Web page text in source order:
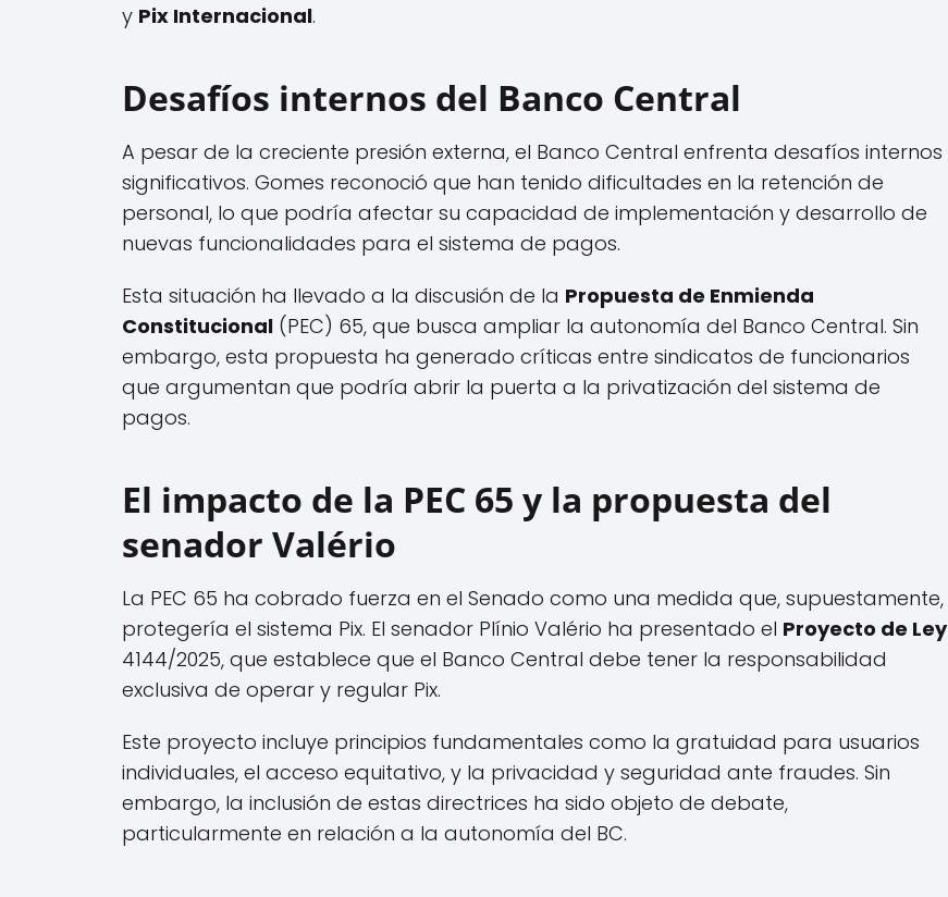
y Pix Internacional.
Desafíos internos del Banco Central
A pesar de la creciente presión externa, el Banco Central enfrenta desafíos internos
significativos. Gomes reconoció que han tenido dificultades en la retención de
personal, lo que podría afectar su capacidad de implementación y desarrollo de
nuevas funcionalidades para el sistema de pagos.
Esta situación ha llevado a la discusión de la Propuesta de Enmienda
Constitucional (PEC) 65, que busca ampliar la autonomía del Banco Central. Sin
embargo, esta propuesta ha generado críticas entre sindicatos de funcionarios
que argumentan que podría abrir la puerta a la privatización del sistema de
pagos.
El impacto de la PEC 65 y la propuesta del
senador Valério
La PEC 65 ha cobrado fuerza en el Senado como una medida que, supuestamente,
protegería el sistema Pix. El senador Plínio Valério ha presentado el Proyecto de Ley
4144/2025, que establece que el Banco Central debe tener la responsabilidad
exclusiva de operar y regular Pix.
Este proyecto incluye principios fundamentales como la gratuidad para usuarios
individuales, el acceso equitativo, y la privacidad y seguridad ante fraudes. Sin
embargo, la inclusión de estas directrices ha sido objeto de debate,
particularmente en relación a la autonomía del BC.